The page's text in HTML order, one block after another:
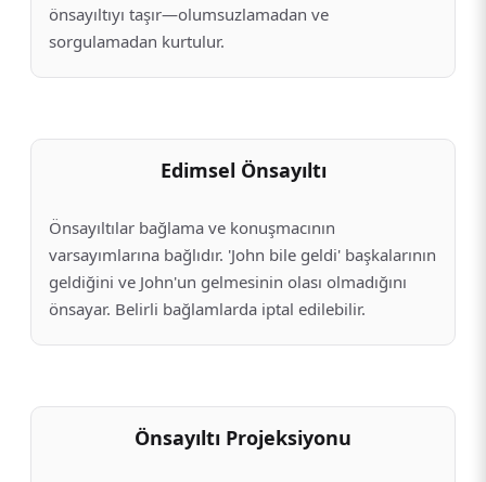
önsayıltıyı taşır—olumsuzlamadan ve
sorgulamadan kurtulur.
Edimsel Önsayıltı
Önsayıltılar bağlama ve konuşmacının
varsayımlarına bağlıdır. 'John bile geldi' başkalarının
geldiğini ve John'un gelmesinin olası olmadığını
önsayar. Belirli bağlamlarda iptal edilebilir.
Önsayıltı Projeksiyonu